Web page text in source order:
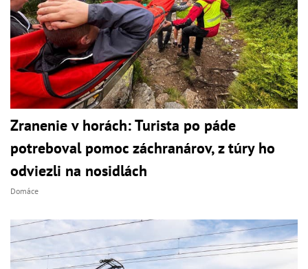
Zranenie v horách: Turista po páde
potreboval pomoc záchranárov, z túry ho
odviezli na nosidlách
Domáce